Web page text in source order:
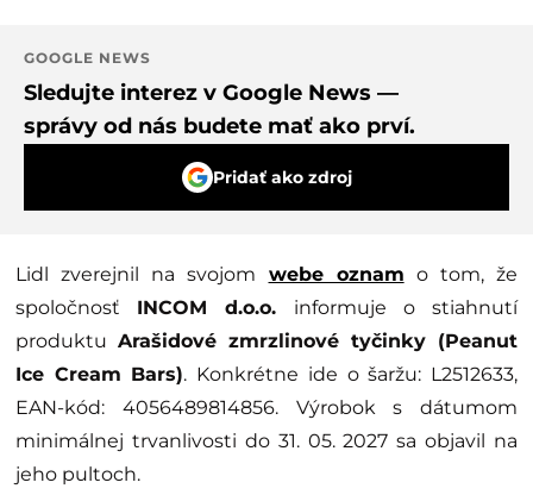
GOOGLE NEWS
Sledujte interez v Google News —
správy od nás budete mať ako prví.
Pridať ako zdroj
Lidl zverejnil na svojom webe oznam o tom, že
spoločnosť INCOM d.o.o. informuje o stiahnutí
produktu Arašidové zmrzlinové tyčinky (Peanut
Ice Cream Bars). Konkrétne ide o šaržu: L2512633,
EAN-kód: 4056489814856. Výrobok s dátumom
minimálnej trvanlivosti do 31. 05. 2027 sa objavil na
jeho pultoch.